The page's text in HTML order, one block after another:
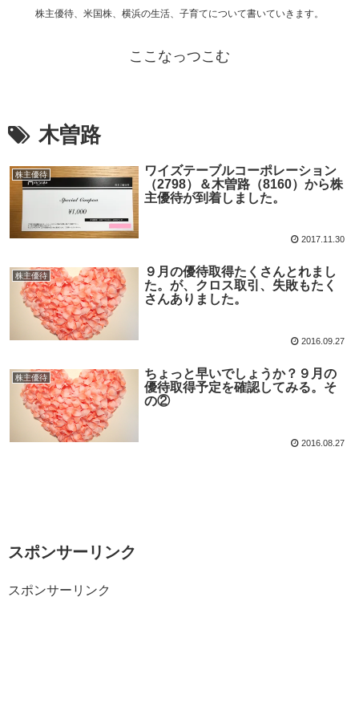
株主優待、米国株、横浜の生活、子育てについて書いていきます。
ここなっつこむ
木曽路
株主優待
ワイズテーブルコーポレーション
（2798）＆木曽路（8160）から株
主優待が到着しました。
2017.11.30
株主優待
９月の優待取得たくさんとれまし
た。が、クロス取引、失敗もたく
さんありました。
2016.09.27
株主優待
ちょっと早いでしょうか？９月の
優待取得予定を確認してみる。そ
の②
2016.08.27
スポンサーリンク
スポンサーリンク